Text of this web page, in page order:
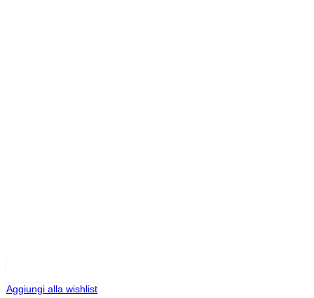
Aggiungi alla wishlist